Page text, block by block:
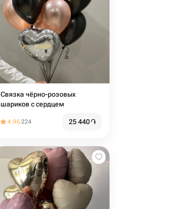
Связка чёрно-розовых
шариков с сердцем
4.96224 25 440֏